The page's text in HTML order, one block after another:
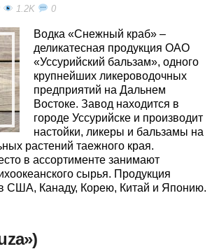
1.2K 0
Водка «Снежный краб» –
деликатесная продукция ОАО
«Уссурийский бальзам», одного
крупнейших ликероводочных
предприятий на Дальнем
Востоке. Завод находится в
городе Уссурийске и производит
настойки, ликеры и бальзамы на
растений таежного края.
в ассортименте занимают
сырья. Продукция
в США, Канаду, Корею, Китай и Японию.